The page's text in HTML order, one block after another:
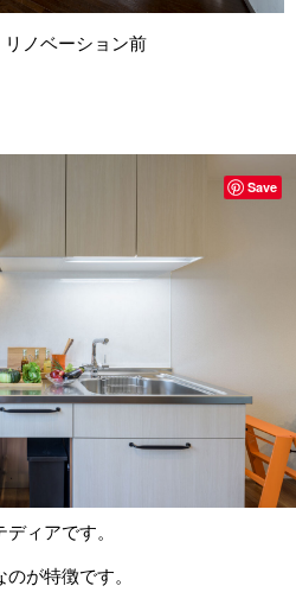
ノベーション前
ィアです。
が特徴です。
Save